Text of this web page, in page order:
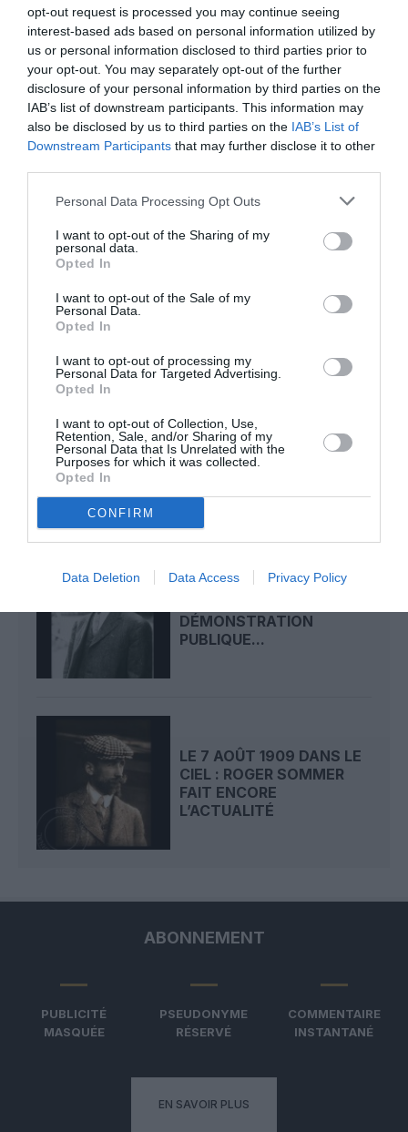
opt-out request is processed you may continue seeing
interest-based ads based on personal information utilized by
us or personal information disclosed to third parties prior to
your opt-out. You may separately opt-out of the further
disclosure of your personal information by third parties on the
IAB’s list of downstream participants. This information may
also be disclosed by us to third parties on the IAB’s List of
Downstream Participants that may further disclose it to other
Personal Data Processing Opt Outs
I want to opt-out of the Sharing of my
personal data.
Opted In
I want to opt-out of the Sale of my
Personal Data.
Opted In
I want to opt-out of processing my
Personal Data for Targeted Advertising.
Opted In
I want to opt-out of Collection, Use,
Retention, Sale, and/or Sharing of my
Personal Data that Is Unrelated with the
Purposes for which it was collected.
Opted In
CONFIRM
Data Deletion Data Access Privacy Policy
a commenté l'article :
SWISS : la rentabilité relance le débat sur son
autonomie au sein de Lufthansa Group
NDRa commenté l'article :
Le ciel n’a jamais été aussi chargé : record de 153 359
vols commerciaux le 23 juillet 2026
histoire de l'aviation
LE 9 AOÛT 1912 DANS LE
CIEL : DÉPART DE
BEAUMONT POUR LA...
LE 8 AOÛT 1908 DANS LE
DÉMONSTRATION
PUBLIQUE...
LE 7 AOÛT 1909 DANS LE
CIEL : ROGER SOMMER
FAIT ENCORE
L’ACTUALITÉ
ABONNEMENT
PUBLICITÉ
MASQUÉE
PSEUDONYME
RÉSERVÉ
COMMENTAIRE
INSTANTANÉ
EN SAVOIR PLUS